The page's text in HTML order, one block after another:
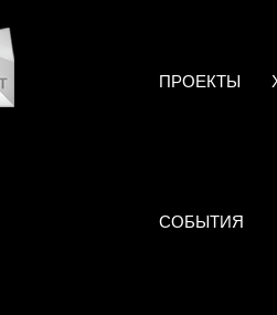
ПРОЕКТЫ
СОБЫТИЯ